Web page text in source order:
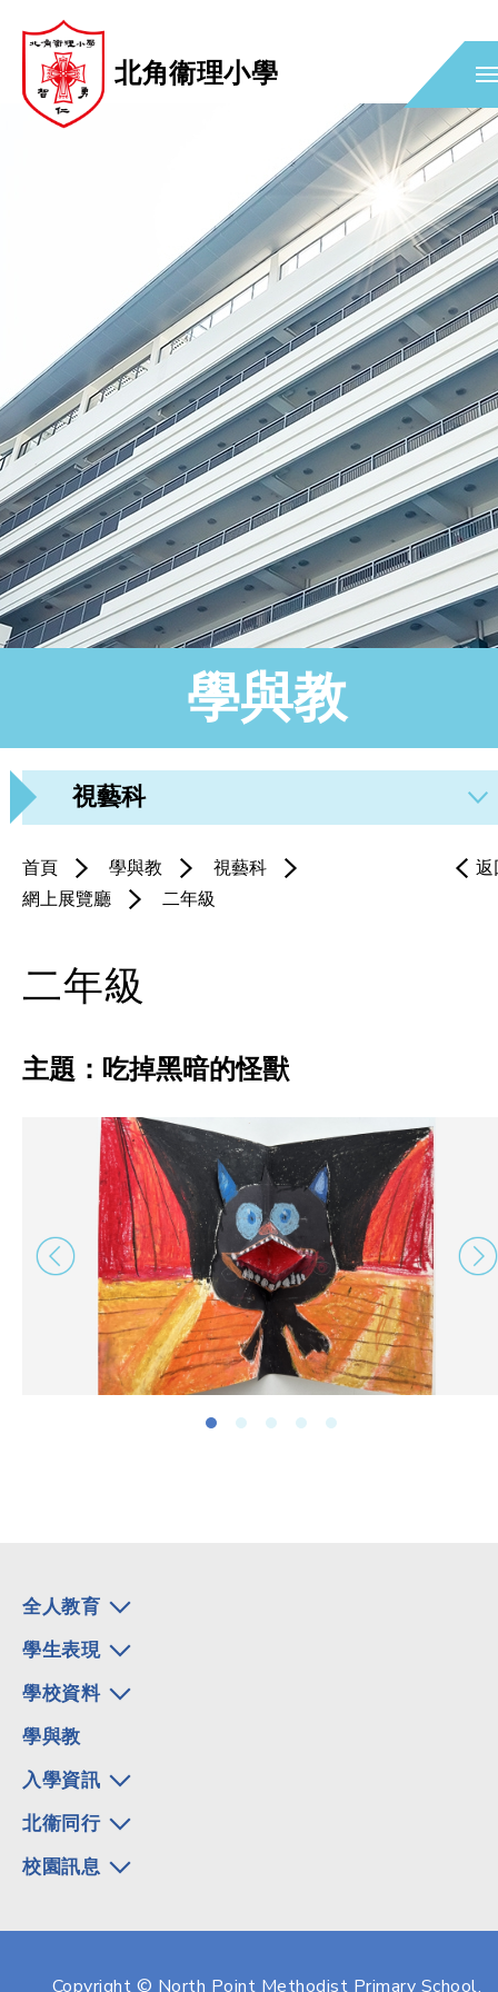
北角衞理小學
學與教
視藝科
返
首頁 學與教
視藝科
網上展覽廳
二年級
二年級
主題：吃掉黑暗的怪獸
全人教育
學生表現
學校資料
學與教
入學資訊
北衞同行
校園訊息
Copyright © North Point Methodist Primary School.